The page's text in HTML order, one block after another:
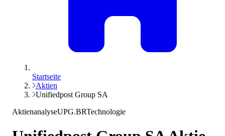
Startseite
Aktien
Unifiedpost Group SA
AktienanalyseUPG.BRTechnologie